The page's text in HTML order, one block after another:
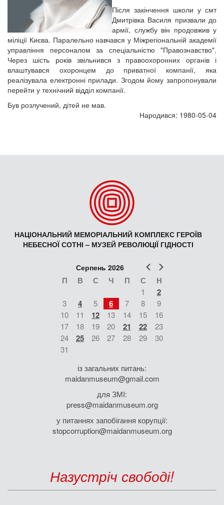
Після закінчення школи у смт
Дмитрівка Василя призвали до
армії, службу він продовжив у
міліції Києва. Паралельно навчався у Міжрегіональній академії
управління персоналом за спеціальністю "Правознавство".
Через шість років звільнився з правоохоронних органів і
влаштувався охоронцем до приватної компанії, яка
реалізувала електронні прилади. Згодом йому запропонували
перейти у технічний відділ компанії.
Був розлучений, дітей не мав.
Народився: 1980-05-04
НАЦІОНАЛЬНИЙ МЕМОРІАЛЬНИЙ КОМПЛЕКС ГЕРОЇВ
НЕБЕСНОЇ СОТНІ – МУЗЕЙ РЕВОЛЮЦІЇ ГІДНОСТІ
Попер
Серпень 2026
П В С Ч П С Н
1 2
3 4 5 6 7 8
9
10
11 12 13 14 15
16
17
18 19 20 21 22
23
24
25 26 27 28 29
30
31
із загальних питань:
maidanmuseum@gmail.com
для ЗМІ:
press@maidanmuseum.org
у питаннях запобігання корупції:
stopcorruption@maidanmuseum.org
Назустріч свободі!